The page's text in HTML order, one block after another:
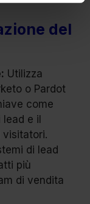
del
Utilizza
o Pardot
come
e il
di lead
più
di vendita